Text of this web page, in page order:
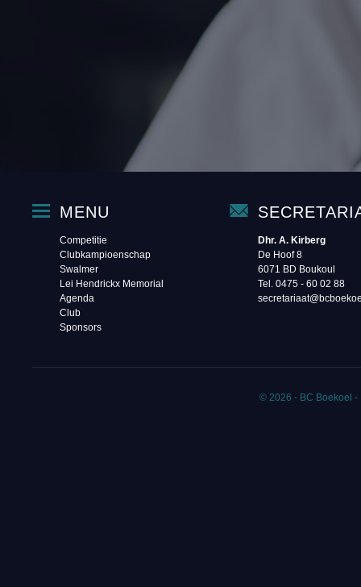
MENU
Competitie
Clubkampioenschap
Swalmer
Lei Hendrickx Memorial
Agenda
Club
Sponsors
Dhr. A. Kirberg
De Hoof 8
6071 BD Boukoul
Tel. 0475 - 60 02 88‬
© 2026 - BC Boekoel